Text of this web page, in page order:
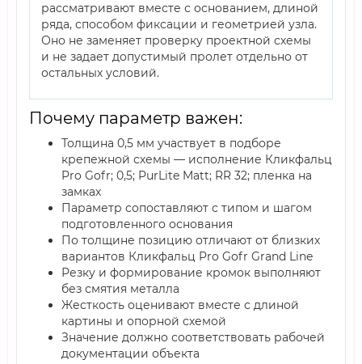
рассматривают вместе с основанием, длиной
ряда, способом фиксации и геометрией узла.
Оно не заменяет проверку проектной схемы
и не задает допустимый пролет отдельно от
остальных условий.
Почему параметр важен:
Толщина 0,5 мм участвует в подборе
крепежной схемы — исполнение Кликфальц
Pro Gofr; 0,5; PurLite Matt; RR 32; пленка на
замках
Параметр сопоставляют с типом и шагом
подготовленного основания
По толщине позицию отличают от близких
вариантов Кликфальц Pro Gofr Grand Line
Резку и формирование кромок выполняют
без смятия металла
Жесткость оценивают вместе с длиной
картины и опорной схемой
Значение должно соответствовать рабочей
документации объекта